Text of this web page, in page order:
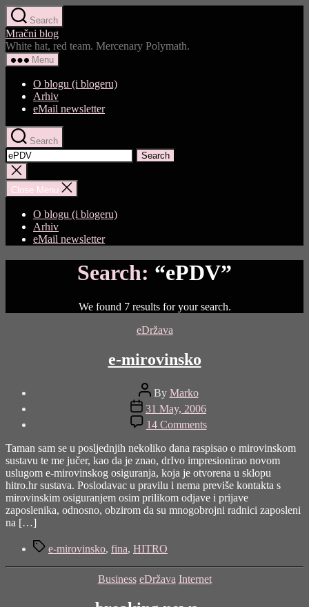
Skip
to
the
content
Search
Mračni blog
White hat, red team. Mercenary Polymath.
Menu
O blogu (i blogeru)
Arhiv
eMail newsletter
Search
Search
for:
Close
search
Close Menu
O blogu (i blogeru)
Arhiv
eMail newsletter
Search: “ePDV”
We found 7 results for your search.
Categories
eDržava
e-mirovinsko
Post
author
By Marko
Post
date
31 May, 2006
14 Commentson
e-
mirovinsko
Taman sam se u posljednjih nekoliko dana raspisao o mirovinskom
sustavu te me jučer, kao da je znao, drIvo impresionirao novom
uslugom e-mirovinskog osiguranja, koja je otvorena u sklopu
hitro.hr sustava. Poslodavac u pravilu i nema previše kontakta s
mirovinskim osiguranjem osim prilikom odjave i prijave
zaposlenika, odnosno, obzirom da su mnogobrojni radnici zaposleni
na […]
Tagse-mirovinsko, fina, HITRO
Categories
Business eDržava Internet